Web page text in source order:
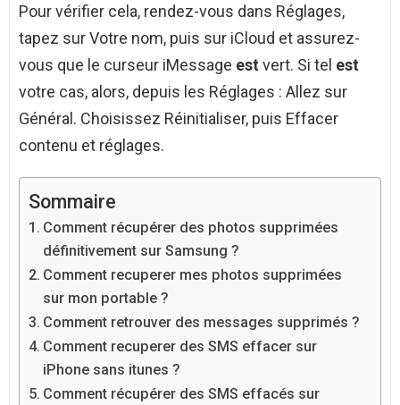
Pour vérifier cela, rendez-vous dans Réglages,
tapez sur Votre nom, puis sur iCloud et assurez-
vous que le curseur iMessage est vert. Si tel est
votre cas, alors, depuis les Réglages : Allez sur
Général. Choisissez Réinitialiser, puis Effacer
contenu et réglages.
Sommaire
Comment récupérer des photos supprimées
définitivement sur Samsung ?
Comment recuperer mes photos supprimées
sur mon portable ?
Comment retrouver des messages supprimés ?
Comment recuperer des SMS effacer sur
iPhone sans itunes ?
Comment récupérer des SMS effacés sur